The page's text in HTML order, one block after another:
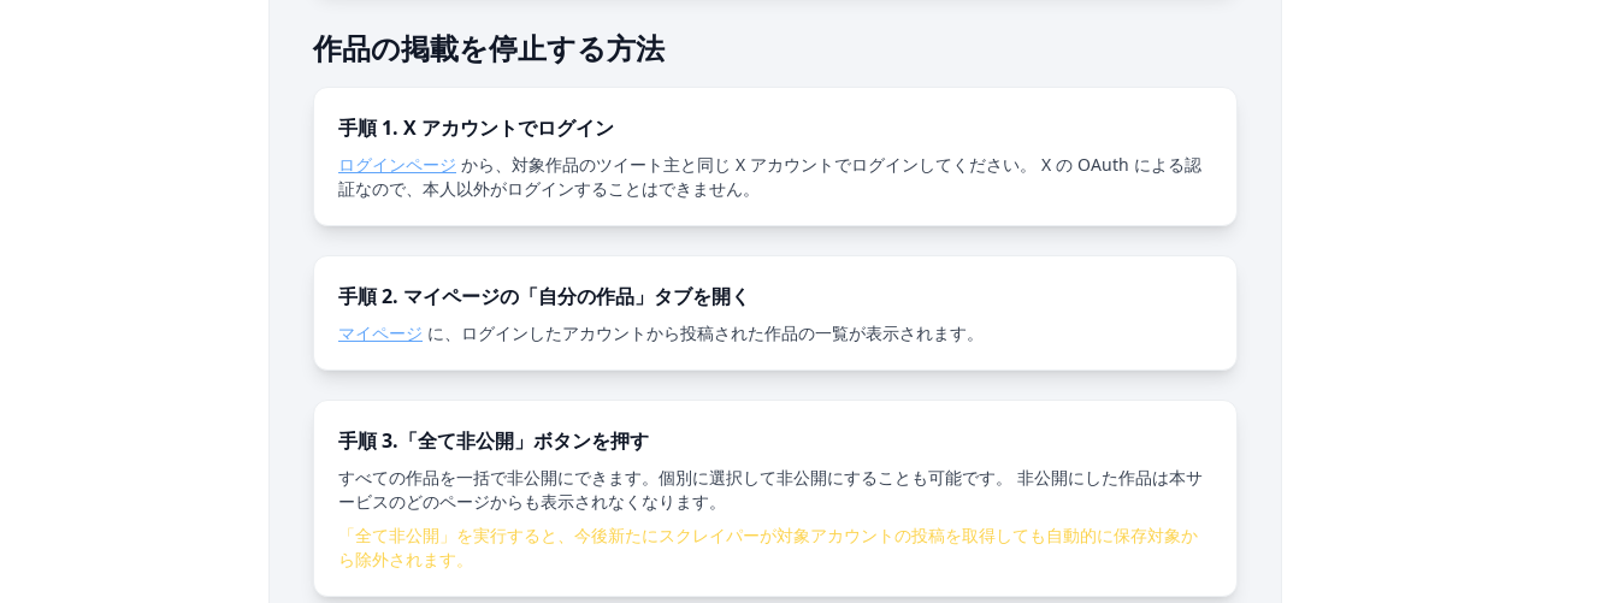
作品の掲載を停止する方法
手順 1. X アカウントでログイン
ログインページ から、対象作品のツイート主と同じ X アカウントでログインしてください。 X の OAuth による認
証なので、本人以外がログインすることはできません。
手順 2. マイページの「自分の作品」タブを開く
マイページ に、ログインしたアカウントから投稿された作品の一覧が表示されます。
手順 3.「全て非公開」ボタンを押す
すべての作品を一括で非公開にできます。個別に選択して非公開にすることも可能です。 非公開にした作品は本サ
ービスのどのページからも表示されなくなります。
「全て非公開」を実行すると、今後新たにスクレイパーが対象アカウントの投稿を取得しても自動的に保存対象か
ら除外されます。